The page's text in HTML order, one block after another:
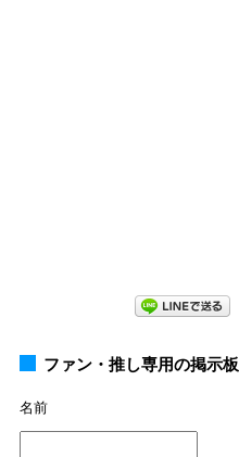
ファン・推し専用の掲示板
名前